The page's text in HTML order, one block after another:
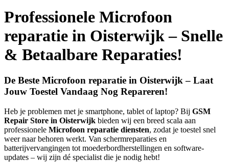
Professionele Microfoon
reparatie in Oisterwijk – Snelle
& Betaalbare Reparaties!
De Beste Microfoon reparatie in Oisterwijk – Laat
Jouw Toestel Vandaag Nog Repareren!
Heb je problemen met je smartphone, tablet of laptop? Bij GSM
Repair Store in Oisterwijk bieden wij een breed scala aan
professionele Microfoon reparatie diensten, zodat je toestel snel
weer naar behoren werkt. Van schermreparaties en
batterijvervangingen tot moederbordherstellingen en software-
updates – wij zijn dé specialist die je nodig hebt!